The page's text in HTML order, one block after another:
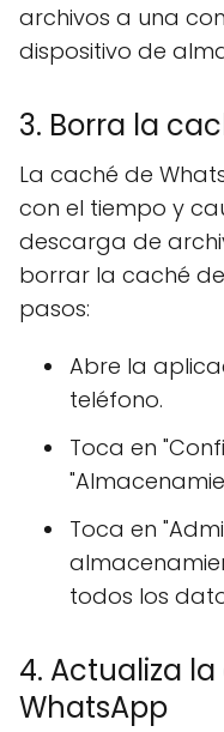
archivos a una
dispositivo de
3. Borra la
La caché de
con el tiempo y
descarga de
borrar la caché
pasos:
Abre la
teléfono.
Toca en
Toca en
todos los
4. Actualiza
WhatsApp